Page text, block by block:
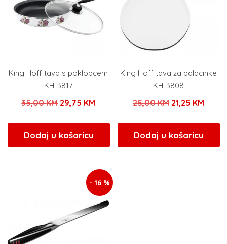
King Hoff tava s poklopcem
KH-3817
35,00KM Izvorna
bila
je:
29,75 KM
29,75 KM.
Dodaj u košaricu
King Hoff tava za palacinke
KH-3808
25,00KM Izvorna
bila
je:
21,25 KM
21,25
Dodaj u košaricu
- 16 %